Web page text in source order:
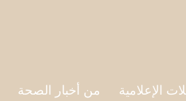
الإعلامية من أخبار الصحة